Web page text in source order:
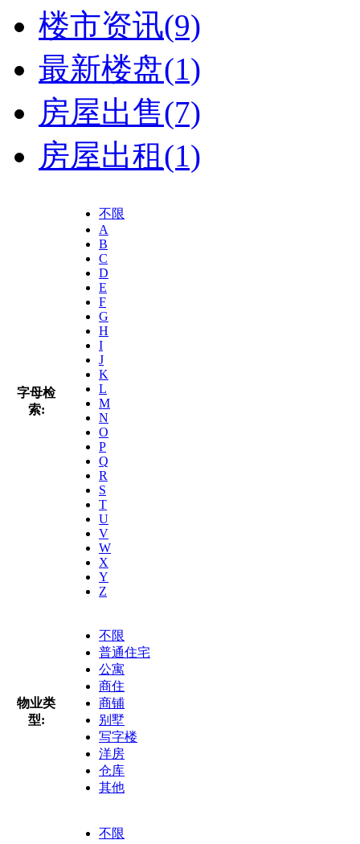
楼市资讯(9)
最新楼盘(1)
房屋出售(7)
房屋出租(1)
字母检
索:
不限
A
B
C
D
E
F
G
H
I
J
K
L
M
N
O
P
Q
R
S
T
U
V
W
X
Y
Z
物业类
型:
不限
普通住宅
公寓
商住
商铺
别墅
写字楼
洋房
仓库
其他
不限